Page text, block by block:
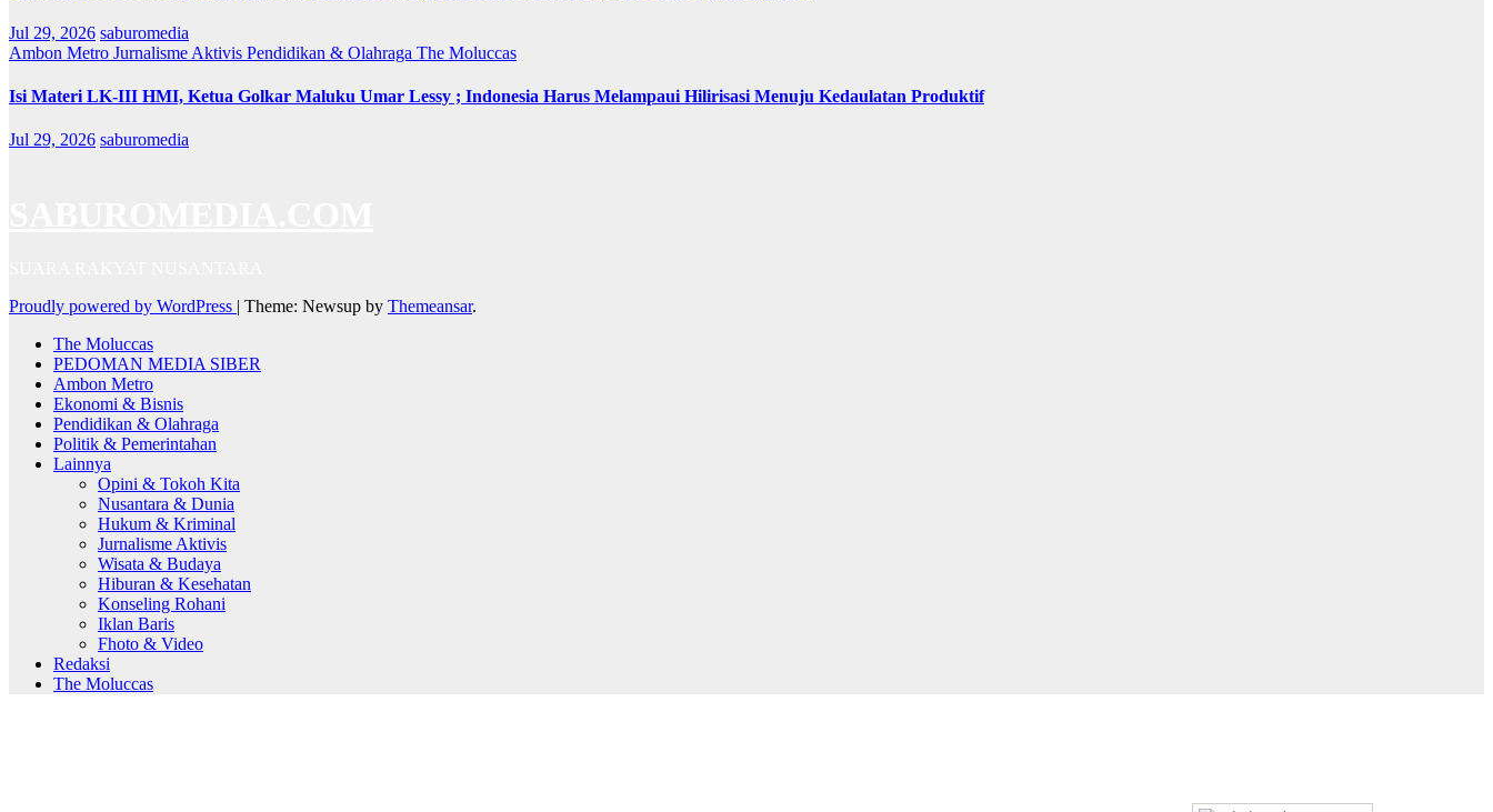
Jul 29, 2026 saburomedia
Ambon Metro Jurnalisme Aktivis Pendidikan & Olahraga The Moluccas
Isi Materi LK-III HMI, Ketua Golkar Maluku Umar Lessy ; Indonesia Harus Melampaui Hilirisasi Menuju Kedaulatan Produktif
Jul 29, 2026 saburomedia
Proudly powered by WordPress | Theme: Newsup by Themeansar.
The Moluccas
PEDOMAN MEDIA SIBER
Ambon Metro
Ekonomi & Bisnis
Pendidikan & Olahraga
Politik & Pemerintahan
Lainnya
Opini & Tokoh Kita
Nusantara & Dunia
Hukum & Kriminal
Jurnalisme Aktivis
Wisata & Budaya
Hiburan & Kesehatan
Konseling Rohani
Iklan Baris
Fhoto & Video
Redaksi
The Moluccas